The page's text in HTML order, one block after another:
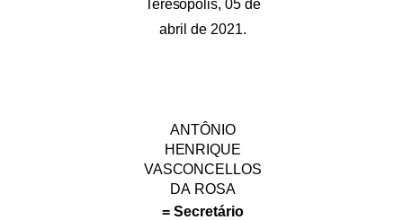
Teresópolis, 05 de
abril de 2021.
ANTÔNIO
HENRIQUE
VASCONCELLOS
DA ROSA
= Secretário